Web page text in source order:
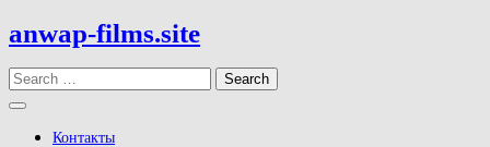
Skip
to
content
anwap-films.site
Search
Open
Button
Контакты